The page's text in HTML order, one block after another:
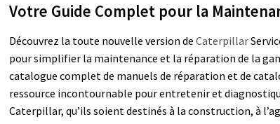
Votre Guide Complet pour la
Découvrez la toute nouvelle version deCaterpillar
pour simplifier la maintenance et la réparation de la
catalogue complet de manuels de réparation et de
ressource incontournable pour entretenir et
Caterpillar, qu’ils soient destinés à la construction, à